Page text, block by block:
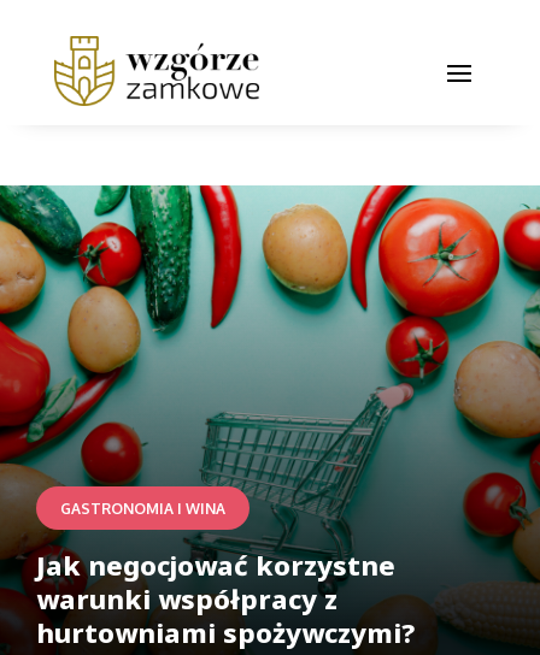
GASTRONOMIA I WINA
Jak negocjować korzystne
warunki współpracy z
hurtowniami spożywczymi?